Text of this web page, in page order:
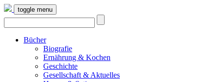
toggle menu
Bücher
Biografie
Ernährung & Kochen
Geschichte
Gesellschaft & Aktuelles